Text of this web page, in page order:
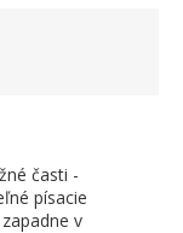
časti -
písacie
v